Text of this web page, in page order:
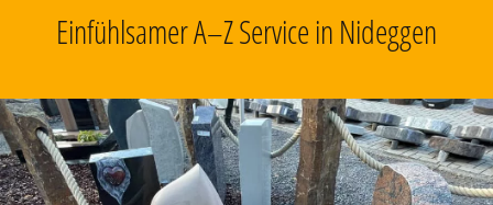
Einfühlsamer A–Z Service in Nideggen